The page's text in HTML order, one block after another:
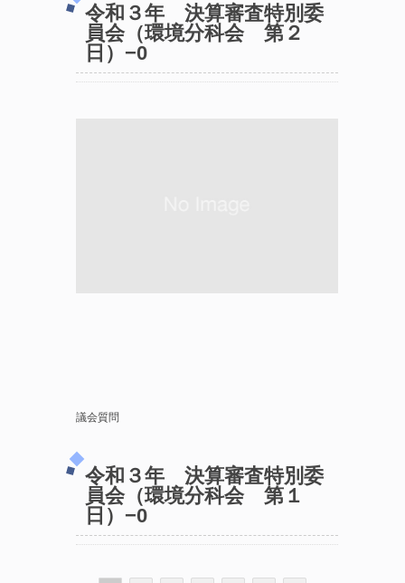
令和３年 決算審査特別委
員会（環境分科会 第２
日）−0
議会質問
令和３年 決算審査特別委
員会（環境分科会 第１
日）−0